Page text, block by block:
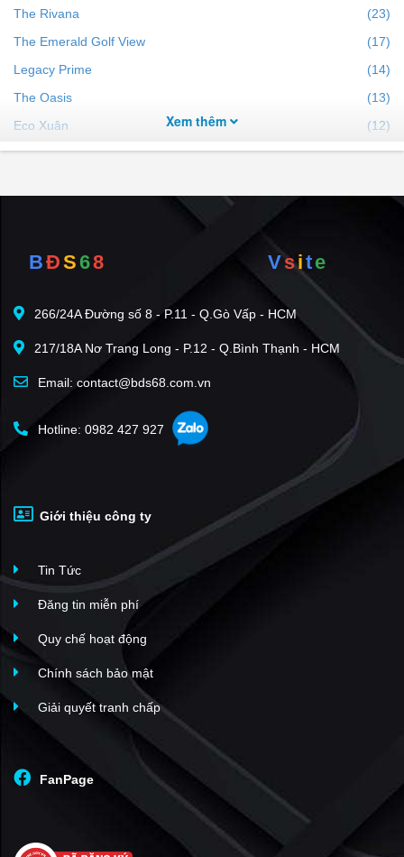
The Rivana
(23)
The Emerald Golf View
(17)
Legacy Prime
(14)
The Oasis
(13)
Eco Xuân
(12)
Ben Hill
(6)
The Canary
Tecco Home An Phú
Phú Hồng Khang - Phú Hồng Đạt
(2)
Aviva Residences
KDC Thiên Phúc
The Seasons Lái Thiêu
Chung cư An Phú Thuận An
Khu dân cư Lê Phong An Phú
Luxury Residence Bình Dương
KDC Thuận Giao
Lộc Phát Residence
Vĩnh Phú II
The Emerald 68
An Phú Residence Bình Dương
(1)
C-SkyView
(33)
Xem thêm
BĐS68 Vsite
266/24A Đường số 8 - P.11 - Q.Gò Vấp - HCM
217/18A Nơ Trang Long - P.12 - Q.Bình Thạnh - HCM
Email: contact@bds68.com.vn
Hotline: 0982 427 927
Giới thiệu công ty
Tin Tức
Đăng tin miễn phí
Quy chế hoạt động
Chính sách bảo mật
Giải quyết tranh chấp
FanPage